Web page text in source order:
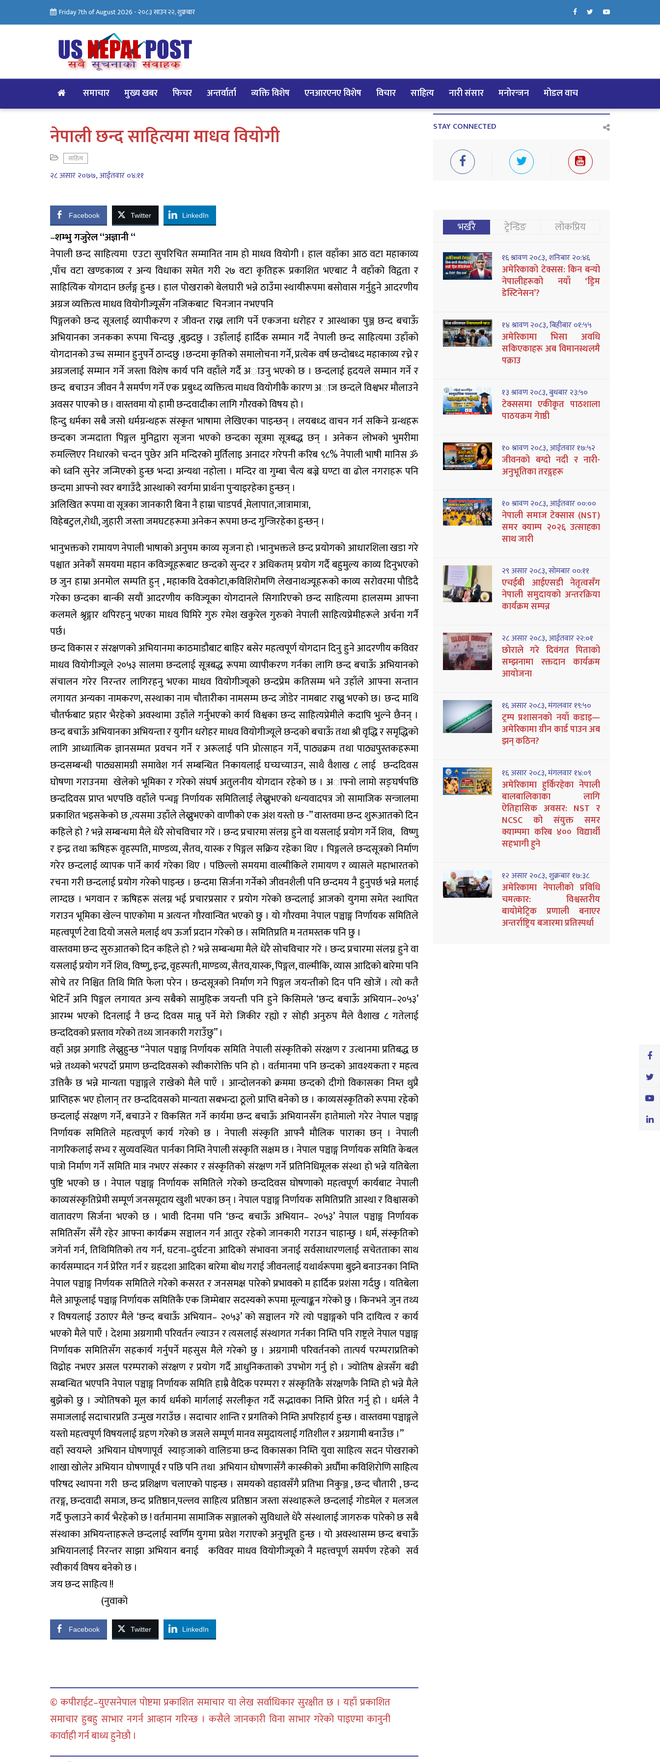
Friday 7th of August 2026 -२०८३ साउन २२, शुक्रबार
समाचार मुख्य खबर फिचर अन्तर्वार्ता व्यक्ति विशेष एनआरएनए विशेष विचार साहित्य नारी संसार मनोरन्जन मोडल वाच
नेपाली छन्द साहित्यमा माधव वियोगी
साहित्य
२८ असार २०७७, आईतवार ०४:११
Facebook Twitter LinkedIn
–शम्भु गजुरेल “अज्ञानी “
नेपाली छन्द साहित्यमा एउटा सुपरिचित सम्मानित नाम हो माधव वियोगी । हाल वहाँका आठ वटा महाकाव्य
,पाँच वटा खण्डकाव्य र अन्य विधाका समेत गरी २७ वटा कृतिहरू प्रकाशित भएबाट नै वहाँको विद्वता र
साहित्यिक योगदान छर्लङ्ग हुन्छ । हाल पोखराको बेलघारी भन्ने ठाउँमा स्थायीरूपमा बसोवास गर्नुहुने आदरणीय
अग्रज व्यक्तित्व माधव वियोगीज्यूसँग नजिकबाट चिनजान नभएपनि
पिङ्गलको छन्द सूत्रलाई व्यापीकरण र जीवन्त राख्न लागि पर्ने एकजना धरोहर र आस्थाका पुञ्ज छन्द बचाऊँ
अभियानका जनकका रूपमा चिन्दछु ,बुझ्दछु । उहाँलाई हार्दिक सम्मान गर्दै नेपाली छन्द साहित्यमा उहाँको
योगदानको उच्च सम्मान हुनुपर्ने ठान्दछु ।छन्दमा कृतिकाे समालाेचना गर्ने, प्रत्येक वर्ष छन्दाेबध्द महाकाव्य रच्ने र
अग्रजलाई सम्मान गर्ने जस्ता विशेष कार्य पनि वहाँले गर्दै अाउनु भएकाे छ । छन्दलाई हृदयले सम्मान गर्ने र
छन्द बचाउन जीवन नै समर्पण गर्ने एक प्रबुध्द व्यक्तित्व माधव वियाेगीकै कारण अाज छन्दले विश्वभर माैलाउने
अवसर पाएकाे छ । वास्तवमा याे हामी छन्दवादीका लागि गाैरवकाे विषय हाे ।
हिन्दु धर्मका सबै जसो धर्मग्रन्थहरू संस्कृत भाषामा लेखिएका पाइन्छन् । लयबध्द वाचन गर्न सकिने ग्रन्थहरू
छन्दका जन्मदाता पिङ्गल मुनिद्वारा सृजना भएको छन्दका सूत्रमा सूत्रबद्ध छन् । अनेकन लोभको भुमरीमा
रुमल्लिएर निधारको चन्दन पुछेर अनि मन्दिरको मुर्तिलाइ अनादर गरेपनी करिब ९८% नेपाली भाषी मानिस ॐ
को ध्वनि सुनेर जन्मिएको हुन्छ भन्दा अन्यथा नहोला । मन्दिर वा गुम्बा चैत्य बज्ने घण्टा वा ढोल नगराहरू पनि
छन्दमा आफ्नो स्वर बगाउँदै आस्थाको स्वर्गमा प्रार्थना पुर्‍याइरहेका हुन्छन् ।
अलिखित रूपमा वा सूत्रका जानकारी बिना नै हाम्रा चाडपर्व ,मेलापात,जात्रामात्रा,
विहेबटुल,रोधी, जुहारी जस्ता जमघटहरूमा अनेकन रूपमा छन्द गुन्जिरहेका हुन्छन् ।
भानुभक्तको रामायण नेपाली भाषाकाे अनुपम काव्य सृजना हाे ।भानुभक्तले छन्द प्रयोगको आधारशिला खडा गरे
पश्चात अनेकौं समयमा महान कविज्यूहरूबाट छन्दको सुन्दर र अधिकतम् प्रयोग गर्दै बहुमुल्य काव्य दिनुभएको
छ जुन हाम्रा अनमोल सम्पति हुन् , महाकवि देवकोटा,कविशिरोमणि लेखनाथज्यूहरूको काव्य सरोवरमा पौडिदै
गरेका छन्दका बान्की सयौं आदरणीय कविज्यूका योगदानले सिगारिएको छन्द साहित्यमा हालसम्म आफ्ना
कलमले श्रृङ्गार थपिरहनु भएका माधव घिमिरे गुरु रमेश खकुरेल गुरुको नेपाली साहित्यप्रेमीहरूले अर्चना गर्नै
पर्छ।
छन्द विकास र संरक्षणको अभियानमा काठमाडौबाट बाहिर बसेर महत्वपूर्ण योगदान दिनु हुने आदरणीय कविवर
माधव वियोगीज्यूले २०५३ सालमा छन्दलाई सूत्रबद्ध रूपमा व्यापीकरण गर्नका लागि छन्द बचाऊँ अभियानको
संचालन गरेर निरन्तर लागिरहनु भएका माधव वियोगीज्यूको छन्दप्रेम कतिसम्म भने उहाँले आफ्ना सन्तान
लगायत अन्यका नामकरण, सस्थाका नाम चौतारीका नामसम्म छन्द जाेडेर नामबाट राख्नु भएको छ। छन्द माथि
चौतर्फबाट प्रहार भैरहेको अवस्थामा उहाँले गर्नुभएको कार्य विश्वका छन्द साहित्यप्रेमीले कदापि भुल्ने छैनन् ।
छन्द बचाऊँ अभियानका अभियन्ता र युगीन धरोहर माधव वियोगीज्यूले छन्दको बचाऊँ तथा श्री वृद्धि र समृद्धिको
लागि आध्यात्मिक ज्ञानसम्मत प्रवचन गर्ने र अरूलाई पनि प्रोत्साहन गर्ने, पाठ्यक्रम तथा पाठ्यपुस्तकहरूमा
छन्दसम्बन्धी पाठ्यसामग्री समावेश गर्न सम्बन्धित निकायलाई घच्घच्याउन, साथै वैशाख ८ लाई छन्ददिवस
घाेषणा गराउनमा खेलेकाे भूमिका र गरेकाे संघर्ष अतुलनीय योगदान रहेको छ । अाफ्नाे लामाे सङ्घर्षपछि
छन्ददिवस प्राप्त भएपछि वहाँले पन्चङ्ग निर्णायक समितिलाई लेख्नुभएकाे धन्यवादपत्र जाे सामाजिक सन्जालमा
प्रकाशित भइसकेकाे छ ,त्यसमा उहाँले लेख्नुभएकाे वाणीकाे एक अंश यस्ताे छ -” वास्तवमा छन्द शुरूआतको दिन
कहिले हो ? भन्ने सम्बन्धमा मैले धेरै सोचविचार गरें । छन्द प्रचारमा संलग्न हुने वा यसलाई प्रयोग गर्ने शिव, विष्णु
र इन्द्र तथा ऋषिहरू वृहस्पति, माण्डव्य, सैतव, यास्क र पिङ्गल सक्रिय रहेका थिए । पिङ्गलले छन्दसूत्रको निर्माण
गरेर छन्दलाई व्यापक पार्ने कार्य गरेका थिए । पछिल्लो समयमा वाल्मीकिले रामायण र व्यासले महाभारतको
रचना गरी छन्दलाई प्रयोग गरेको पाइन्छ । छन्दमा सिर्जना गर्नेको जीवनशैली पनि छन्दमय नै हुनुपर्छ भन्ने मलाई
लाग्दछ । भगवान र ऋषिहरू संलग्न भई प्रचारप्रसार र प्रयोग गरेको छन्दलाई आजको युगमा समेत स्थापित
गराउन भूमिका खेल्न पाएकोमा म अत्यन्त गौरवान्वित भएको छु । यो गौरवमा नेपाल पञ्चाङ्ग निर्णायक समितिले
महत्वपूर्ण टेवा दियो जसले मलाई थप ऊर्जा प्रदान गरेको छ । समितिप्रति म नतमस्तक पनि छु ।
वास्तवमा छन्द सुरुआतको दिन कहिले हो ? भन्ने सम्बन्धमा मैले धेरै सोचविचार गरें । छन्द प्रचारमा संलग्न हुने वा
यसलाई प्रयोग गर्ने शिव, विष्णु, इन्द्र, वृहस्पती, माण्डव्य, सैतव,यास्क, पिङ्गल, वाल्मीकि, व्यास आदिको बारेमा पनि
सोचे तर निश्चित तिथि मिति फेला परेन । छन्दसूत्रको निर्माण गने पिङ्गल जयन्तीको दिन पनि खोजें । त्यो कतै
भेटिनँ अनि पिङ्गल लगायत अन्य सबैको सामुहिक जयन्ती पनि हुने किसिमले ‘छन्द बचाऊँ अभियान–२०५३’
आरम्भ भएको दिनलाई नै छन्द दिवस मान्नु पर्ने मेरो जिकीर रह्यो र सोही अनुरुप मैले वैशाख ८ गतेलाई
छन्ददिवको प्रस्ताव गरेको तथ्य जानकारी गराउँछु” ।
वहाँ अझ अगाडि लेख्नुहुन्छ “नेपाल पञ्चाङ्ग निर्णायक समिति नेपाली संस्कृतिको संरक्षण र उत्थानमा प्रतिबद्ध छ
भन्ने तथ्यको भरपर्दो प्रमाण छन्ददिवसको स्वीकारोक्ति पनि हो । वर्तमानमा पनि छन्दको आवश्यकता र महत्व
उत्तिकै छ भन्ने मान्यता पञ्चाङ्गले राखेको मैले पाएँ । आन्दोलनको क्रममा छन्दको दीगो विकासका निम्त थुप्रै
प्राप्तिहरू भए होलान् तर छन्ददिवसको मान्यता सबभन्दा ठूलो प्राप्ति बनेको छ । काव्यसंस्कृतिको रूपमा रहेको
छन्दलाई संरक्षण गर्ने, बचाउने र विकसित गर्ने कार्यमा छन्द बचाऊँ अभियानसँग हातेमालो गरेर नेपाल पञ्चाङ्ग
निर्णायक समितिले महत्वपूर्ण कार्य गरेको छ । नेपाली संस्कृति आफ्नै मौलिक पाराका छन् । नेपाली
नागरिकलाई सभ्य र सुव्यवस्थित पार्नका निम्ति नेपाली संस्कृति सक्षम छ । नेपाल पञ्चाङ्ग निर्णायक समिति केबल
पात्रो निर्माण गर्ने समिति मात्र नभएर संस्कार र संस्कृतिको संरक्षण गर्ने प्रतिनिधिमूलक संस्था हो भन्ने यतिबेला
पुष्टि भएको छ । नेपाल पञ्चाङ्ग निर्णायक समितिले गरेको छन्ददिवस घोषणाको महत्वपूर्ण कार्यबाट नेपाली
काव्यसंस्कृतिप्रेमी सम्पूर्ण जनसमूदाय खुशी भएका छन् । नेपाल पञ्चाङ्ग निर्णायक समितिप्रति आस्था र विश्वासको
वातावरण सिर्जना भएको छ । भावी दिनमा पनि ‘छन्द बचाऊँ अभियान– २०५३’ नेपाल पञ्चाङ्ग निर्णायक
समितिसँग सँगै रहेर आफ्ना कार्यक्रम सञ्चालन गर्न आतुर रहेको जानकारी गराउन चाहान्छु । धर्म, संस्कृतिको
जगेर्ना गर्न, तिथिमितिको तय गर्न, घटना–दुर्घटना आदिको संभावना जनाई सर्वसाधारणलाई सचेतताका साथ
कार्यसम्पादन गर्न प्रेरित गर्न र ग्रहदशा आदिका बारेमा बोध गराई जीवनलाई यथार्थरूपमा बुझ्ने बनाउनका निम्ति
नेपाल पञ्चाङ्ग निर्णयक समितिले गरेको कसरत र जनसमक्ष पारेको प्रभावको म हार्दिक प्रशंसा गर्दछु । यतिबेला
मैले आफूलाई पञ्चाङ्ग निर्णायक समितिकै एक जिम्मेबार सदस्यको रूपमा मूल्याङ्कन गरेको छु । किनभने जुन तथ्य
र विषयलाई उठाएर मैले ‘छन्द बचाऊँ अभियान– २०५३’ को सञ्चालन गरें त्यो पञ्चाङ्गको पनि दायित्व र कार्य
भएको मैले पाएँ । देशमा अग्रगामी परिवर्तन ल्याउन र त्यसलाई संस्थागत गर्नका निम्ति पनि राष्ट्रले नेपाल पञ्चाङ्ग
निर्णायक समितिसँग सहकार्य गर्नुपर्ने महसुस मैले गरेको छु । अग्रगामी परिवर्तनको तात्पर्य परम्पराप्रतिको
विद्रोह नभएर असल परम्पराको संरक्षण र प्रयोग गर्दै आधुनिकताको उपभोग गर्नु हो । ज्योतिष क्षेत्रसँग बढी
सम्बन्धित भएपनि नेपाल पञ्चाङ्ग निर्णायक समिति हाम्रै वैदिक परम्परा र संस्कृतिकै संरक्षणकै निम्ति हो भन्ने मैले
बुझेको छु । ज्योतिषको मूल कार्य धर्मको मार्गलाई सरलीकृत गर्दै सद्भावका निम्ति प्रेरित गर्नु हो । धर्मले नै
समाजलाई सदाचारप्रति उन्मुख गराउँछ । सदाचार शान्ति र प्रगतिको निम्ति अपरिहार्य हुन्छ । वास्तवमा पञ्चाङ्गले
यस्तो महत्वपूर्ण विषयलाई ग्रहण गरेको छ जसले सम्पूर्ण मानव समुदायलाई गतिशील र अग्रगामी बनाउँछ ।”
वहाँ स्वयम्ले अभियान घाेषणापूर्व स्याङ्जाकाे वालिङमा छन्द विकासका निम्ति युवा साहित्य सदन पाेखराकाे
शाखा खाेलेर अभियान घाेषणापूर्व र पछि पनि तथा अभियान घाेषणासँगै कास्कीकाे अर्घाैंमा कविशिराेणि साहित्य
परिषद स्थापना गरी छन्द प्रशिक्षण चलाएकाे पाइन्छ । समयको वहावसँगै प्रतिभा निकुञ्ज , छन्द चौतारी , छन्द
तरङ्ग, छन्दवादी समाज, छन्द प्रतिष्ठान,पल्लव साहित्य प्रतिष्ठान जस्ता संस्थाहरूले छन्दलाई गोडमेल र मलजल
गर्दै फुलाउने कार्य भैरहेको छ ! वर्तमानमा सामाजिक सञ्जालको सुविधाले धेरै संस्थालाई जागरुक पारेको छ सबै
संस्थाका अभियन्ताहरूले छन्दलाई स्वर्णिम युगमा प्रवेश गराएको अनुभूति हुन्छ । यो अवस्थासम्म छन्द बचाऊँ
अभियानलाई निरन्तर साझा अभियान बनाई कविवर माधव वियोगीज्यूकाे नै महत्त्वपूर्ण समर्पण रहेको सर्व
स्वीकार्य विषय बनेकाे छ ।
जय छन्द साहित्य !!
(नुवाको
Facebook Twitter LinkedIn
© कपीराईट–युएसनेपाल पोष्टमा प्रकाशित समाचार या लेख सर्वाधिकार सुरक्षीत छ । यहाँ प्रकाशित
समाचार हुबहु साभार नगर्न आव्हान गरिन्छ । कसैले जानकारी विना साभार गरेको पाइएमा कानुनी
कार्वाही गर्न बाध्य हुनेछौ ।
STAY CONNECTED
भर्खरै ट्रेन्डिङ लोकप्रिय
१६ श्रावण २०८३, शनिबार २०:४६
अमेरिकाको टेक्सस: किन बन्यो
नेपालीहरूको नयाँ ‘ड्रिम
डेस्टिनेसन’?
१४ श्रावण २०८३, बिहीबार ०१:५५
अमेरिकामा भिसा अवधि
सकिएकाहरू अब विमानस्थलमै
पक्राउ
१३ श्रावण २०८३, बुधबार २३:५०
टेक्ससमा एकीकृत पाठशाला
पाठयक्रम गेाष्ठी
१० श्रावण २०८३, आईतवार १७:५२
जीवनको बग्दो नदी र नारी-
अनुभूतिका तरङ्गहरू
१० श्रावण २०८३, आईतवार ००:००
नेपाली समाज टेक्सास (NST)
समर क्याम्प २०२६ उत्साहका
साथ जारी
२९ असार २०८३, सोमबार ००:११
एचईबी आईएसडी नेतृत्वसँग
नेपाली समुदायको अन्तरक्रिया
कार्यक्रम सम्पन्न
२८ असार २०८३, आईतवार २२:०१
छोराले गरे दिवंगत पिताको
सम्झनामा रक्तदान कार्यक्रम
आयोजना
१६ असार २०८३, मंगलवार १९:५०
ट्रम्प प्रशासनको नयाँ कडाइ—
अमेरिकामा ग्रीन कार्ड पाउन अब
झन् कठिन?
१६ असार २०८३, मंगलवार १४:०९
अमेरिकामा हुर्किरहेका नेपाली
बालबालिकाका लागि
ऐतिहासिक अवसर: NST र
NCSC को संयुक्त समर
क्याम्पमा करिब ४०० विद्यार्थी
सहभागी हुने
१२ असार २०८३, शुक्रबार १७:३८
अमेरिकामा नेपालीको प्रविधि
चमत्कार: विश्वस्तरीय
बायोमेट्रिक प्रणाली बनाएर
अन्तर्राष्ट्रिय बजारमा प्रतिस्पर्धा